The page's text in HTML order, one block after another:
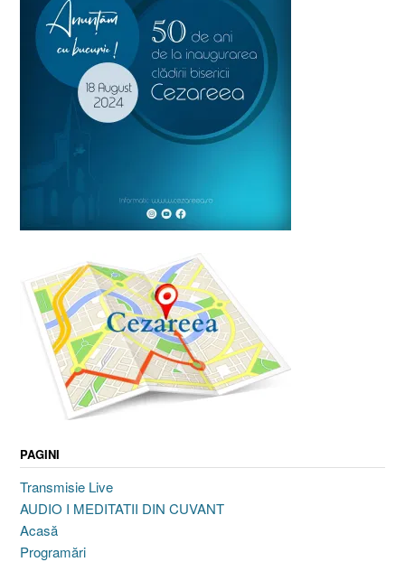
PAGINI
Transmisie Live
AUDIO I MEDITATII DIN CUVANT
Acasă
Programări